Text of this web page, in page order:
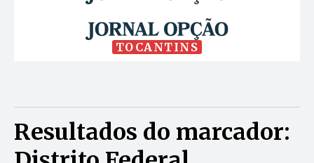
TOCANTINS
Resultados do marcador: